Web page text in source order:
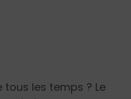
les temps ? Le